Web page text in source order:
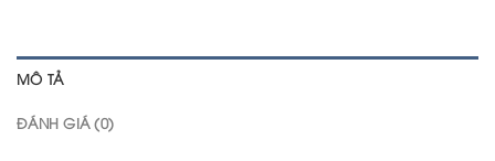
MÔ TẢ
ĐÁNH GIÁ (0)